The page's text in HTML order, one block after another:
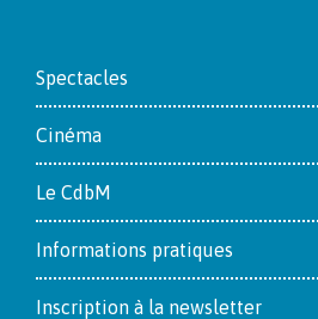
Footer
Spectacles
Cinéma
Le CdbM
Informations pratiques
Inscription à la newsletter